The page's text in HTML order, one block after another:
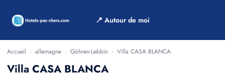
📍 Autour de moi
Accueil › allemagne › Göhren-Lebbin › Villa CASA BLANCA
Villa CASA BLANCA